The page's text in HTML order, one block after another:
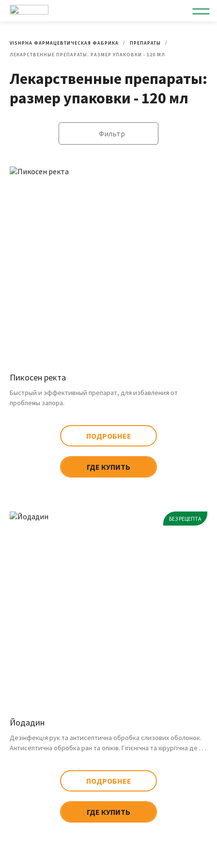
VISHPHA ФАРМАЦЕВТИЧЕСКАЯ ФАБРИКА
ПРЕПАРАТЫ
ЛЕКАРСТВЕННЫЕ ПРЕПАРАТЫ: РАЗМЕР УПАКОВКИ - 120 МЛ
Лекарственные препараты:
размер упаковки - 120 мл
Фильтр
Пикосен ректа
Быстрый и эффективный препарат, для избавления от
проблемы запора.
ПОДРОБНЕЕ
ГДЕ КУПИТЬ
БЕЗ РЕЦЕПТА
Йодадин
Дезінфекція рук та антисептична обробка слизових оболонок.
Антисептична обробка ран та опіків. Гігієнічна та хірургічна де . . .
ПОДРОБНЕЕ
ГДЕ КУПИТЬ